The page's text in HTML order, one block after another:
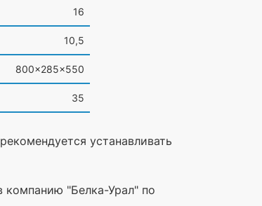
16
10,5
800×285×550
35
устанавливать
компанию "Белка-Урал" по